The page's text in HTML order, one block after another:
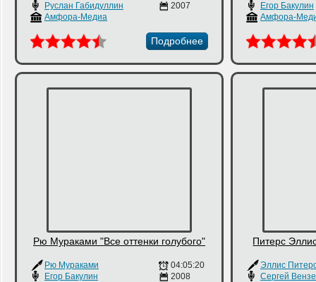
Руслан Габидуллин
Амфора-Медиа
2007
Подробнее
Егор Бакулин
Амфора-
Рю Мураками "Все оттенки голубого"
Рю Мураками
Егор Бакулин
04:05:20
2008
Питерс
Эллис
Сергей